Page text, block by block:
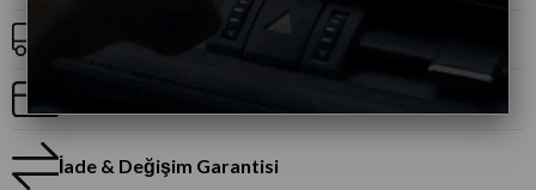
İade & Değişim Garantisi